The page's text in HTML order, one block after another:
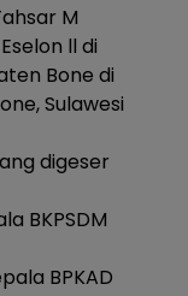
M
ll di
Bone di
Sulawesi
digeser
BKPSDM
BPKAD